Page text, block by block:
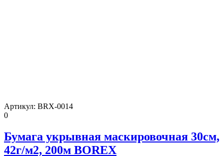
Артикул: BRX-0014
0
Бумага укрывная маскировочная 30см,
42г/м2, 200м BOREX